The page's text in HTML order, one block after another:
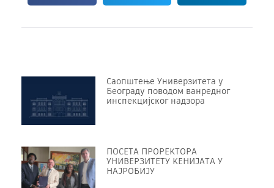
Саопштење Универзитета у
Београду поводом ванредног
инспекцијског надзора
ПОСЕТА ПРОРЕKТОРА
УНИВЕРЗИТЕТУ KЕНИЈАТА У
НАЈРОБИЈУ